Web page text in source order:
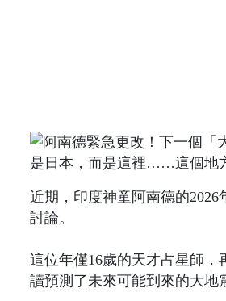
近期，印度神童阿南德的2026
討論。
這位年僅16歲的天才占星師，
讀預測了未來可能到來的大地